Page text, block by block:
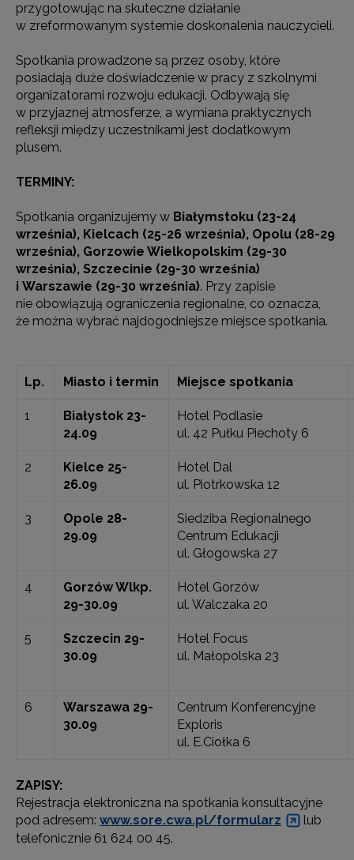
przygotowując na skuteczne działanie
w zreformowanym systemie doskonalenia nauczycieli.
Spotkania prowadzone są przez osoby, które
posiadają duże doświadczenie w pracy z szkolnymi
organizatorami rozwoju edukacji. Odbywają się
w przyjaznej atmosferze, a wymiana praktycznych
refleksji między uczestnikami jest dodatkowym
plusem.
TERMINY:
Spotkania organizujemy w Białymstoku (23-24
września), Kielcach (25-26 września), Opolu (28-29
września), Gorzowie Wielkopolskim (29-30
września), Szczecinie (29-30 września)
i Warszawie (29-30 września). Przy zapisie
nie obowiązują ograniczenia regionalne, co oznacza,
że można wybrać najdogodniejsze miejsce spotkania.
Lp. Miasto i termin Miejsce spotkania
1
Białystok 23-
24.09
Hotel Podlasie
ul. 42 Pułku Piechoty 6
2
Kielce 25-
26.09
Hotel Dal
ul. Piotrkowska 12
3
Opole 28-
29.09
Siedziba Regionalnego
Centrum Edukacji
ul. Głogowska 27
4
Gorzów Wlkp.
29-30.09
Hotel Gorzów
ul. Walczaka 20
5
Szczecin 29-
30.09
Hotel Focus
ul. Małopolska 23
6
Warszawa 29-
30.09
Centrum Konferencyjne
Exploris
ul. E.Ciołka 6
ZAPISY:
Rejestracja elektroniczna na spotkania konsultacyjne
pod adresem: www.sore.cwa.pl/formularz
lub
telefonicznie 61 624 00 45.